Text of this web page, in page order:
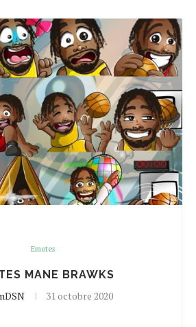
Emotes
MANE BRAWKS
31 octobre 2020